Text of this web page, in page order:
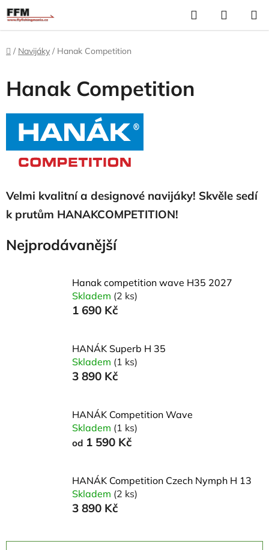
Přejít
na
obsah
Hledat
Domů
/ Navijáky / Hanak Competition
Hanak Competition
Velmi kvalitní a designové navijáky! Skvěle sedí
k prutům HANAKCOMPETITION!
Nejprodávanější
Hanak competition wave H35 2027
Skladem (2 ks)
1 690 Kč
HANÁK Superb H 35
Skladem (1 ks)
3 890 Kč
HANÁK Competition Wave
Skladem (1 ks)
od 1 590 Kč
HANÁK Competition Czech Nymph H 13
Skladem (2 ks)
3 890 Kč